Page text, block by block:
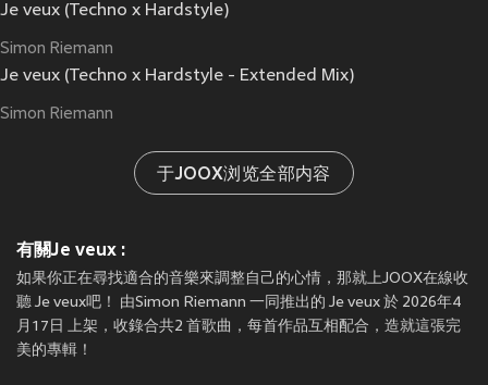
Je veux (Techno x Hardstyle)
Simon Riemann
Je veux (Techno x Hardstyle - Extended Mix)
Simon Riemann
于JOOX浏览全部内容
有關Je veux :
如果你正在尋找適合的音樂來調整自己的心情，那就上JOOX在線收
聽 Je veux吧！ 由Simon Riemann 一同推出的 Je veux 於 2026年4
月17日 上架，收錄合共2 首歌曲，每首作品互相配合，造就這張完
美的專輯！